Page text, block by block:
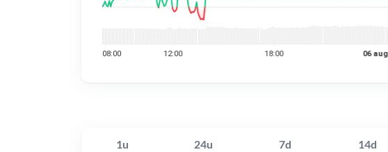
1u 24u 7d 14d